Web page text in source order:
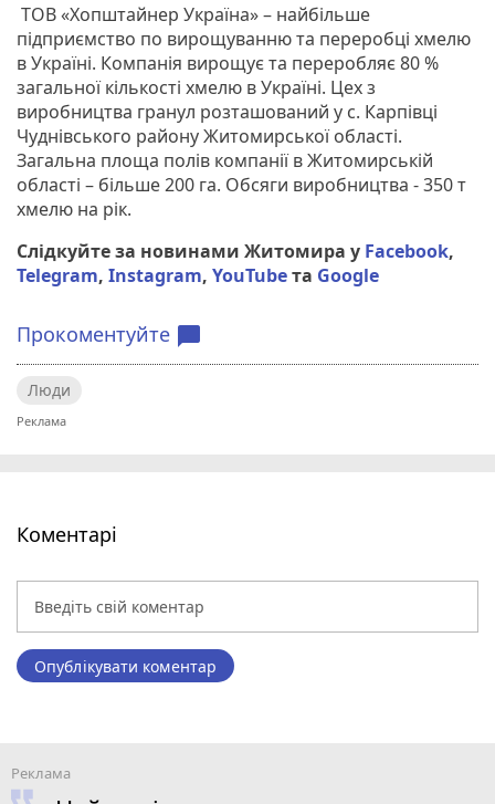
ТОВ «Хопштайнер Україна» – найбільше
підприємство по вирощуванню та переробці хмелю
в Україні. Компанія вирощує та переробляє 80 %
загальної кількості хмелю в Україні. Цех з
виробництва гранул розташований у с. Карпівці
Чуднівського району Житомирської області.
Загальна площа полів компанії в Житомирській
області – більше 200 га. Обсяги виробництва - 350 т
хмелю на рік.
Слідкуйте за новинами Житомира у Facebook,
Telegram, Instagram, YouTubeта Google
Прокоментуйте chat_bubble
Люди
Коментарі
Опублікувати коментар